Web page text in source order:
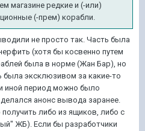
магазине редкие и (-или)
(-прем) корабли.
не просто так. Часть была
(хотя бы косвенно путем
была в норме (Жан Бар), но
эксклюзивом за какие-то
иной период можно было
анонс вывода заранее.
либо из ящиков, либо с
ЖБ). Если бы разработчики